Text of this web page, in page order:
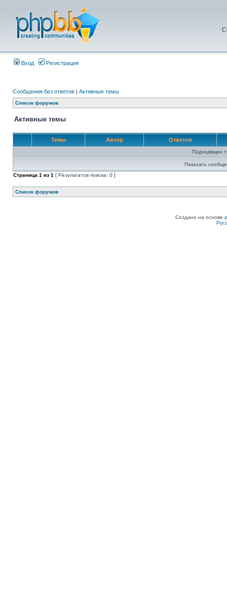
Вход Регистрация
Сообщения без ответов | Активные темы
Список форумов
Активные темы
Темы Автор Ответов
Подходящих
Показать
Страница 1 из 1 [ Результатов поиска: 0 ]
Список форумов
Создано на основе